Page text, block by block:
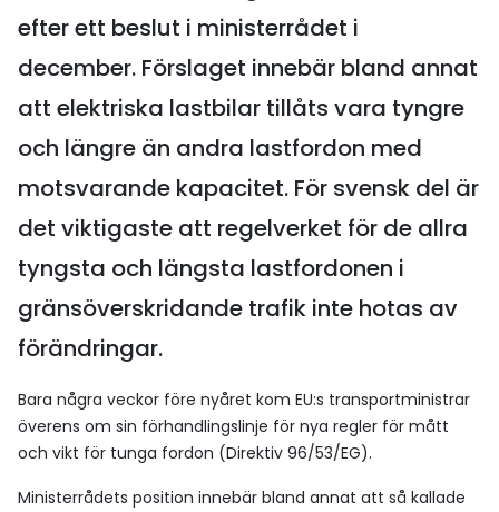
efter ett beslut i ministerrådet i
december. Förslaget innebär bland annat
att elektriska lastbilar tillåts vara tyngre
och längre än andra lastfordon med
motsvarande kapacitet. För svensk del är
det viktigaste att regelverket för de allra
tyngsta och längsta lastfordonen i
gränsöverskridande trafik inte hotas av
förändringar.
Bara några veckor före nyåret kom EU:s transportministrar
överens om sin förhandlingslinje för nya regler för mått
och vikt för tunga fordon (Direktiv 96/53/EG).
Ministerrådets position innebär bland annat att så kallade